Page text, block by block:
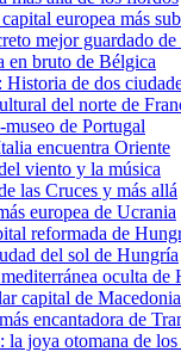
europea más
mejor guardado
en bruto de Bélgica
Historia de dos
del norte de
de Portugal
encuentra Oriente
viento y la música
las Cruces y más allá
europea de Ucrania
reformada de
del sol de Hungría
oculta de
capital de
encantadora de
la joya otomana de